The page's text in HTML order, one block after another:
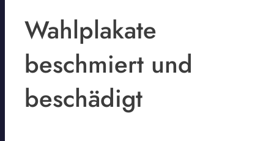
Wahlplakate
beschmiert und
beschädigt